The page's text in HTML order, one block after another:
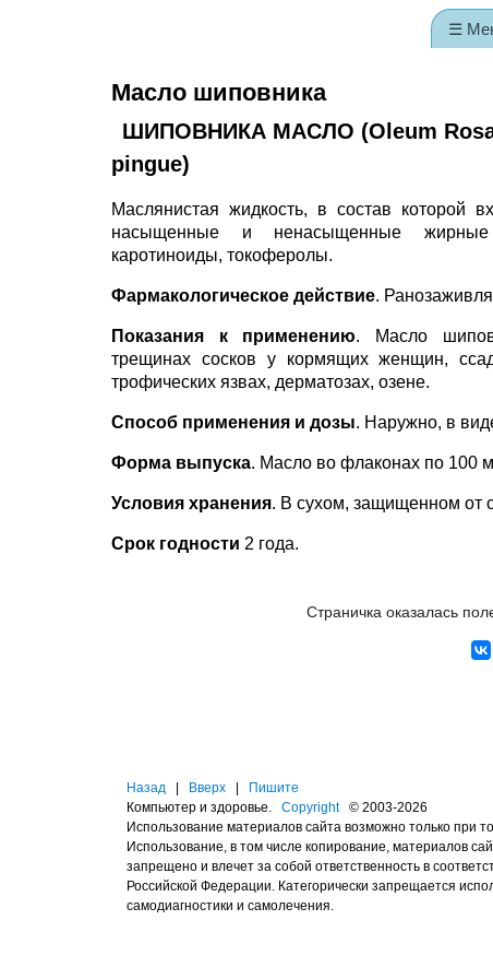
Масло шиповника
ШИПОВНИКА МАСЛО (Oleum
pingue)
Маслянистая жидкость, в состав которой
насыщенные и ненасыщенные
каротиноиды, токоферолы.
Фармакологическое действие.
Показания к применению. Масло
трещинах сосков у кормящих женщин,
трофических язвах, дерматозах, озене.
Способ применения и дозы. Наружно, в
Форма выпуска. Масло во флаконах по 100
Условия хранения. В сухом, защищенном от
Срок годности 2 года.
Страничка оказалась
☰
Назад | Вверх | Пишите
Компьютер и здоровье. Copyright© 2003-2026
Использование материалов сайта возможно только при
Использование, в том числе копирование, материалов
запрещено и влечет за собой ответственность в
Российской Федерации. Категорически запрещается
самодиагностики и самолечения.